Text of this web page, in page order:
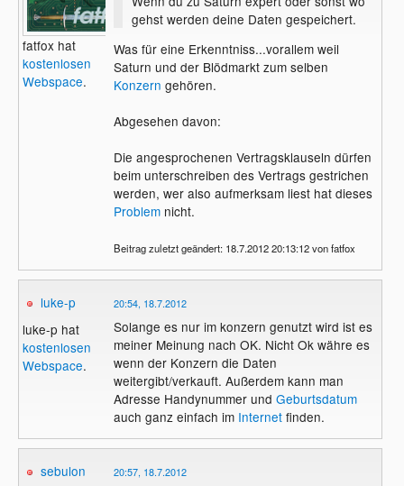
fatfox hat
kostenlosen
Webspace.
gehst werden deine Daten gespeichert.
Was für eine Erkenntniss...vorallem weil
Saturn und der Blödmarkt zum selben
Konzern gehören.
Abgesehen davon:
Die angesprochenen Vertragsklauseln dürfen
beim unterschreiben des Vertrags gestrichen
werden, wer also aufmerksam liest hat dieses
Problemnicht.
Beitrag zuletzt geändert: 18.7.2012 20:13:12 von fatfox
luke-p
luke-p hat
kostenlosen
Webspace.
20:54, 18.7.2012
Solange es nur im konzern genutzt wird ist es
meiner Meinung nach OK. Nicht Ok währe es
wenn der Konzern die Daten
weitergibt/verkauft. Außerdem kann man
Adresse Handynummer und Geburtsdatum
auch ganz einfach im Internetfinden.
sebulon 20:57, 18.7.2012